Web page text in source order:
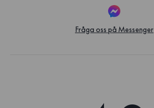
Fråga oss på Messenger